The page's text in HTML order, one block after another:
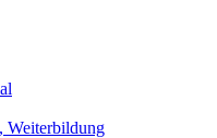
Weiterbildung